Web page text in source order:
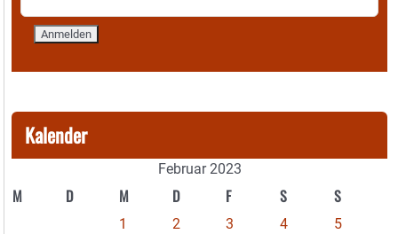
Kalender
Februar 2023
M D M D F S S
1 2 3 4
5